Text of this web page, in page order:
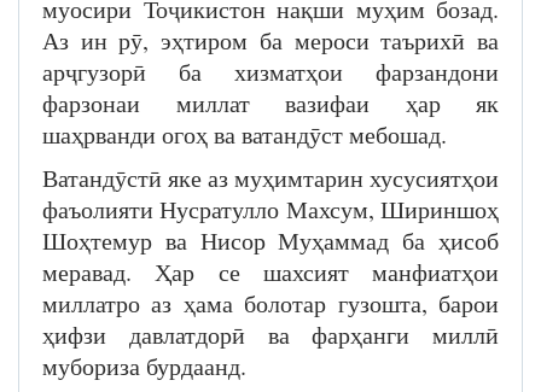
муосири Тоҷикистон нақши муҳим бозад.
Аз ин рӯ, эҳтиром ба мероси таърихӣ ва
арҷгузорӣ ба хизматҳои фарзандони
фарзонаи миллат вазифаи ҳар як
шаҳрванди огоҳ ва ватандӯст мебошад.
Ватандӯстӣ яке аз муҳимтарин хусусиятҳои
фаъолияти Нусратулло Махсум, Шириншоҳ
Шоҳтемур ва Нисор Муҳаммад ба ҳисоб
меравад. Ҳар се шахсият манфиатҳои
миллатро аз ҳама болотар гузошта, барои
ҳифзи давлатдорӣ ва фарҳанги миллӣ
мубориза бурдаанд.